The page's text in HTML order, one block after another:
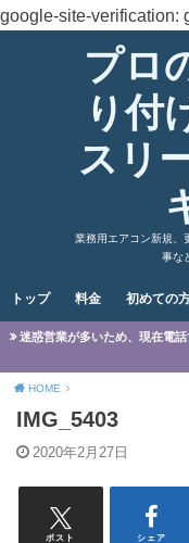
google-site-verification:
プロ
り付
スリ
業務用エアコン新規、
事な
トップ 料金 初めての
迷惑営業が多いため、現在電
HOME
IMG_5403
2020年2月27日
ポスト シェア